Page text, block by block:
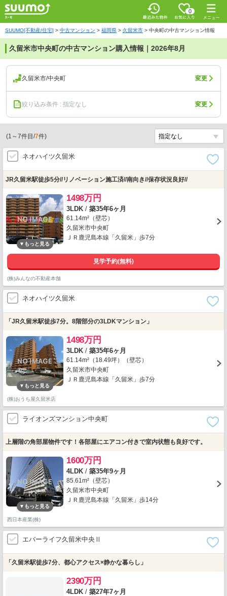
0
SUUMO[不動産/住宅] > 中古マンション > 福岡県 > 久留米市 > 中央町の中古マンション情報
久留米市中央町の中古マンション購入情報｜2026年8月
久留米市/中央町 変更
絞り込み条件 : 指定なし 変更
(1 ～7件目/7件)
ネオハイツ久留米
JR久留米駅徒歩5分//リノベーション施工済//南向き//保存状況良好//
1498万円
3LDK / 築35年6ヶ月
61.14m²（壁芯）
久留米市中央町
ＪＲ鹿児島本線「久留米」歩7分
見学予約(無料)
(株)みんなの不動産本舗
ネオハイツ久留米
「JR久留米駅徒歩7分。8階部分の3LDKマンション」
1498万円
3LDK / 築35年6ヶ月
61.14m²（18.49坪）（壁芯）
久留米市中央町
ＪＲ鹿児島本線「久留米」歩7分
(株)おうち屋久留米店
ライオンズマンション中央町
上層階の角部屋物件です！各部屋にエアコン付きで室内状態も良好です。
1600万円
4LDK / 築35年9ヶ月
85.61m²（壁芯）
久留米市中央町
ＪＲ鹿児島本線「久留米」歩14分
西日本産業(株)
エバーライフ久留米中央Ⅱ
「久留米駅徒歩7分、都心アクセス×静かな暮らし」
2390万円
4LDK / 築27年7ヶ月